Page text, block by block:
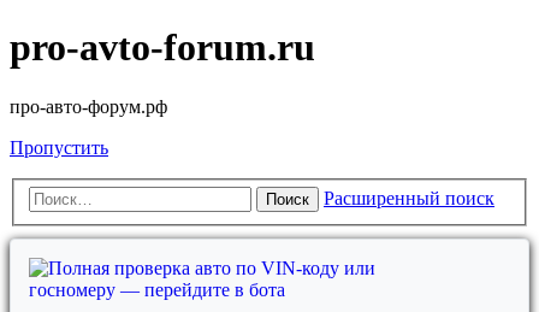
pro-avto-forum.ru
про-авто-форум.рф
Пропустить
Поиск Расширенный поиск